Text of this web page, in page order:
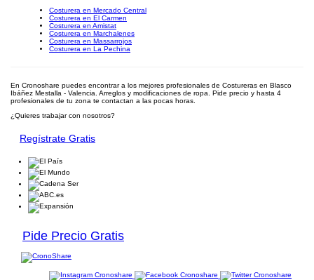
Costurera en Mercado Central
Costurera en El Carmen
Costurera en Amistat
Costurera en Marchalenes
Costurera en Massarrojos
Costurera en La Pechina
En Cronoshare puedes encontrar a los mejores profesionales de Costureras en Blasco
Ibáñez Mestalla - Valencia. Arreglos y modificaciones de ropa. Pide precio y hasta 4
profesionales de tu zona te contactan a las pocas horas.
¿Quieres trabajar con nosotros?
Regístrate Gratis
Pide Precio Gratis